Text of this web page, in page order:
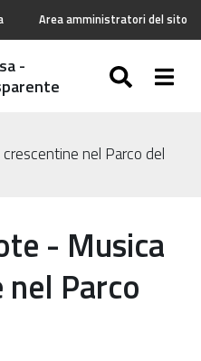
Area amministratori del sito
-
nel Parco del
- Musica
Parco